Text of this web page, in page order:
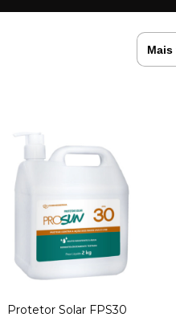
Protetor Solar FPS30